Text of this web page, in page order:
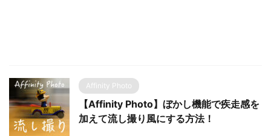
Affinity Photo
【Affinity Photo】ぼかし機能で疾走感を
加えて流し撮り風にする方法！